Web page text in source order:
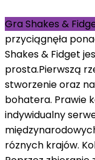
Gra Shakes &
przyciągnęła
Shakes & Fidget
prosta.Pierwszą
stworzenie oraz
bohatera. Prawie
indywidualny
róznych krajów.